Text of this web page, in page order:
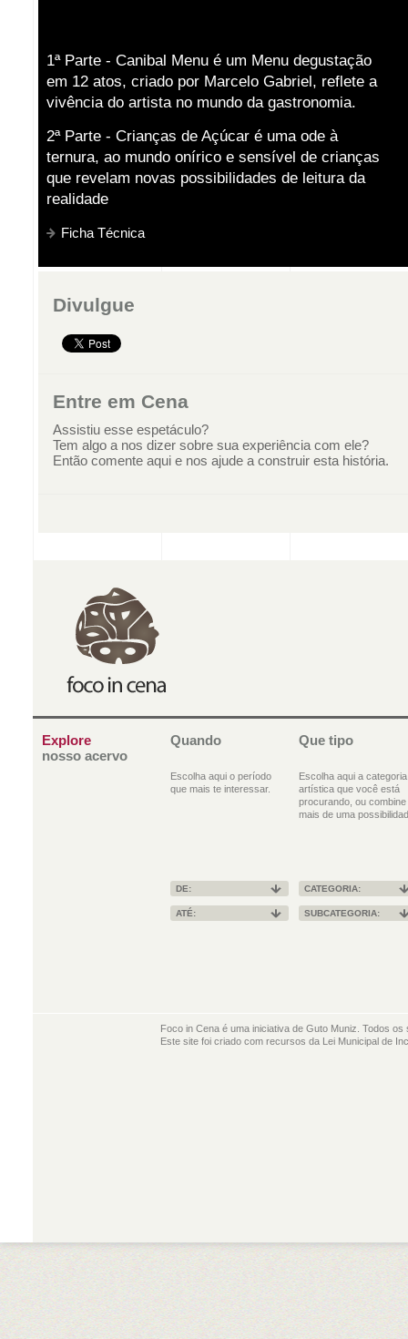
1ª Parte - Canibal Menu é um Menu degustação
em 12 atos, criado por Marcelo Gabriel, reflete a
vivência do artista no mundo da gastronomia.
2ª Parte - Crianças de Açúcar é uma ode à
ternura, ao mundo onírico e sensível de crianças
que revelam novas possibilidades de leitura da
realidade
Ficha Técnica
Divulgue
Entre em Cena
Assistiu esse espetáculo?
Tem algo a nos dizer sobre sua experiência com ele?
Então comente aqui e nos ajude a construir esta história.
Explore
nosso acervo
Quando
Escolha aqui o período
que mais te interessar.
Que tipo
Escolha aqui a categoria
artística que você está
procurando, ou combine
mais de uma
DE:
ATÉ:
CATEGORIA:
SUBCATEGORIA:
Foco in Cena é uma iniciativa de Guto Muniz. Todos
Este site foi criado com recursos da Lei Municipal de